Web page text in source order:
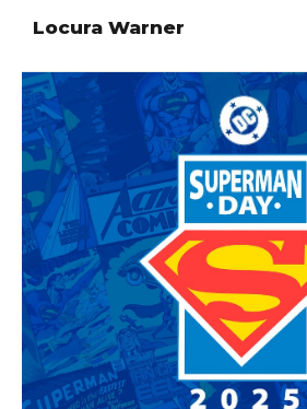
Locura Warner